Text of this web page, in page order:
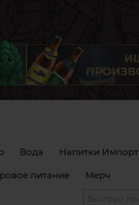
Вода Напитки Импорт
питание Мерч